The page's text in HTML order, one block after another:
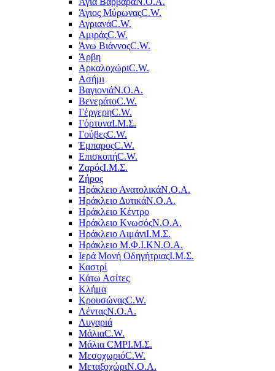
Άγιος ΜύρωναςC.W.
ΑγριανάC.W.
ΑμιράςC.W.
Άνω ΒιάννοςC.W.
Άρβη
ΑρκαλοχώριC.W.
Ασήμι
ΒαγιονιάΝ.Ο.Α.
ΒενεράτοC.W.
ΓέργερηC.W.
ΓόρτυναΙ.Μ.Σ.
ΓούβεςC.W.
ΈμπαροςC.W.
ΕπισκοπήC.W.
ΖαρόςΙ.Μ.Σ.
Ζήρος
Ηράκλειο ΑνατολικάΝ.Ο.Α.
Ηράκλειο ΔυτικάΝ.Ο.Α.
Ηράκλειο Κέντρο
Ηράκλειο ΚνωσόςΝ.Ο.Α.
Ηράκλειο ΛιμάνιΙ.Μ.Σ.
Ηράκλειο Μ.Φ.Ι.ΚΝ.Ο.Α.
Ιερά Μονή ΟδηγήτριαςΙ.Μ.Σ.
Καστρί
Κάτω Ασίτες
Κλήμα
ΚρουσώναςC.W.
ΛένταςΝ.Ο.Α.
Λυγαριά
ΜάλιαC.W.
Μάλια CMPΙ.Μ.Σ.
ΜεσοχωριόC.W.
ΜεταξοχώριΝ.Ο.Α.